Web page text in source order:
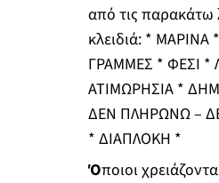
από τις παρακάτω
κλειδιά: * ΜΑΡΙΝΑ
ΓΡΑΜΜΕΣ * ΦΕΣΙ *
ΑΤΙΜΩΡΗΣΙΑ *
ΔΕΝ ΠΛΗΡΩΝΩ –
* ΔΙΑΠΛΟΚΗ *
Όποιοι